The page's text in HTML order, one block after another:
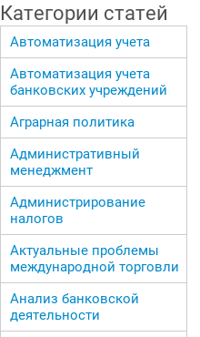
Категории статей
Автоматизация учета
Автоматизация учета
банковских учреждений
Аграрная политика
Административный
менеджмент
Администрирование
налогов
Актуальные проблемы
международной торговли
Анализ банковской
деятельности